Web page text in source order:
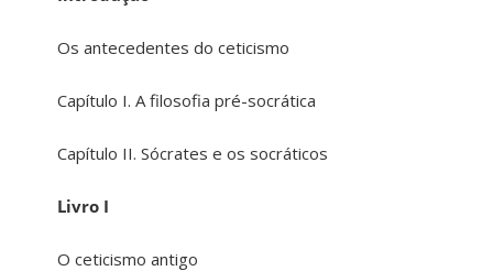
Os antecedentes do ceticismo
Capítulo I. A filosofia pré-socrática
Capítulo II. Sócrates e os socráticos
Livro I
O ceticismo antigo